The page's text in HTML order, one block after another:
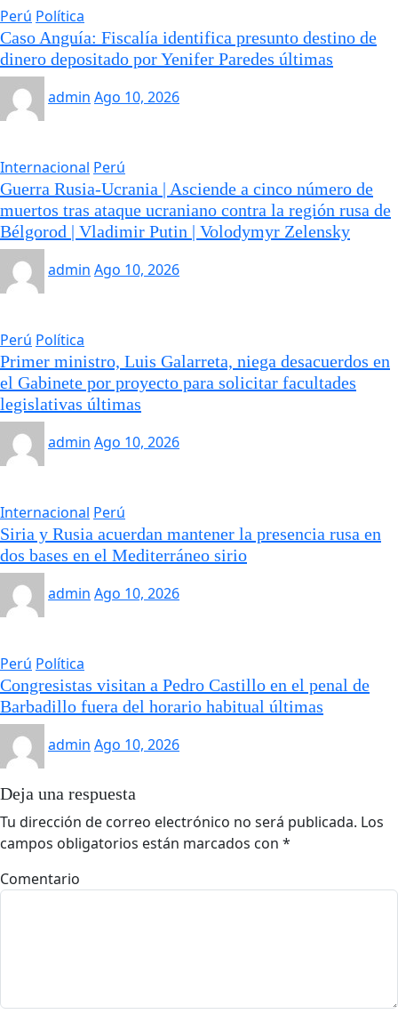
Perú Política
Caso Anguía: Fiscalía identifica presunto destino de
dinero depositado por Yenifer Paredes últimas
admin Ago 10, 2026
Internacional Perú
Guerra Rusia-Ucrania | Asciende a cinco número de
muertos tras ataque ucraniano contra la región rusa de
Bélgorod | Vladimir Putin | Volodymyr Zelensky
admin Ago 10, 2026
Perú Política
Primer ministro, Luis Galarreta, niega desacuerdos en
el Gabinete por proyecto para solicitar facultades
legislativas últimas
admin Ago 10, 2026
Internacional Perú
Siria y Rusia acuerdan mantener la presencia rusa en
dos bases en el Mediterráneo sirio
admin Ago 10, 2026
Perú Política
Congresistas visitan a Pedro Castillo en el penal de
Barbadillo fuera del horario habitual últimas
admin Ago 10, 2026
Deja una respuesta
Tu dirección de correo electrónico no será publicada. Los
campos obligatorios están marcados con *
Comentario